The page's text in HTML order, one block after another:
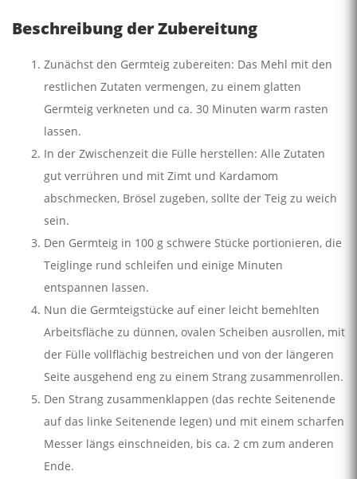
Beschreibung der Zubereitung
Zunächst den Germteig zubereiten: Das Mehl mit den
restlichen Zutaten vermengen, zu einem glatten
Germteig verkneten und ca. 30 Minuten warm rasten
lassen.
In der Zwischenzeit die Fülle herstellen: Alle Zutaten
gut verrühren und mit Zimt und Kardamom
abschmecken, Brösel zugeben, sollte der Teig zu weich
sein.
Den Germteig in 100 g schwere Stücke portionieren, die
Teiglinge rund schleifen und einige Minuten
entspannen lassen.
Nun die Germteigstücke auf einer leicht bemehlten
Arbeitsfläche zu dünnen, ovalen Scheiben ausrollen, mit
der Fülle vollflächig bestreichen und von der längeren
Seite ausgehend eng zu einem Strang zusammenrollen.
Den Strang zusammenklappen (das rechte Seitenende
auf das linke Seitenende legen) und mit einem scharfen
Messer längs einschneiden, bis ca. 2 cm zum anderen
Ende.